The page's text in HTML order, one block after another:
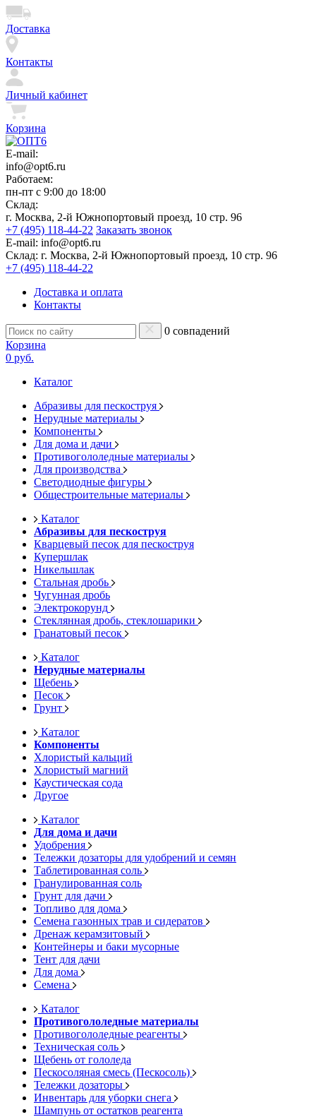
Доставка
Контакты
Личный кабинет
Корзина
E-mail:
info@opt6.ru
Работаем:
пн-пт с 9:00 до 18:00
Склад:
г. Москва, 2-й Южнопортовый проезд, 10 стр. 96
+7 (495) 118-44-22 Заказать звонок
E-mail: info@opt6.ru
Склад: г. Москва, 2-й Южнопортовый проезд, 10 стр. 96
+7 (495) 118-44-22
Доставка и оплата
Контакты
0 совпадений
Корзина
0 руб.
Каталог
Абразивы для пескоструя
Нерудные материалы
Компоненты
Для дома и дачи
Противогололедные материалы
Для производства
Светодиодные фигуры
Общестроительные материалы
Каталог
Абразивы для пескоструя
Кварцевый песок для пескоструя
Купершлак
Никельшлак
Стальная дробь
Чугунная дробь
Электрокорунд
Стеклянная дробь, стеклошарики
Гранатовый песок
Каталог
Нерудные материалы
Щебень
Песок
Грунт
Каталог
Компоненты
Хлористый кальций
Хлористый магний
Каустическая сода
Другое
Каталог
Для дома и дачи
Удобрения
Тележки дозаторы для удобрений и семян
Таблетированная соль
Гранулированная соль
Грунт для дачи
Топливо для дома
Семена газонных трав и сидератов
Дренаж керамзитовый
Контейнеры и баки мусорные
Тент для дачи
Для дома
Семена
Каталог
Противогололедные материалы
Противогололедные реагенты
Техническая соль
Щебень от гололеда
Пескосоляная смесь (Пескосоль)
Тележки дозаторы
Инвентарь для уборки снега
Шампунь от остатков реагента